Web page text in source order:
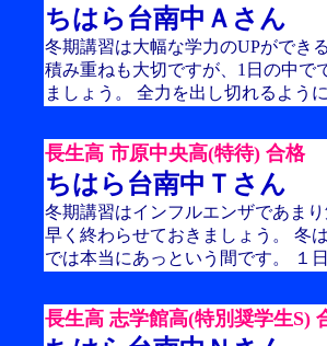
ちはら台南中Ａさん
冬期講習は大幅な学力のUPができ
積み重ねも大切ですが、1日の中で
ましょう。 全力を出し切れるよう
長生高 市原中央高(特待) 合格
ちはら台南中Ｔさん
冬期講習はインフルエンザであま
早く終わらせておきましょう。 冬
では本当にあっという間です。 １
長生高 志学館高(特別奨学生S)